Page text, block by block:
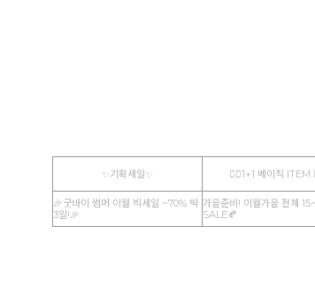
✨기획세일✨ ☝🏻1+1 베이직 ITEM
🎉굿바이 썸머 이월 빅세일 ~70% 딱
3일!🎉
가을준비! 이월가을 전체
SALE🍂